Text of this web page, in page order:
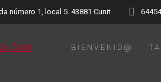
número 1, local 5. 43881 Cunit
BIENVENID@